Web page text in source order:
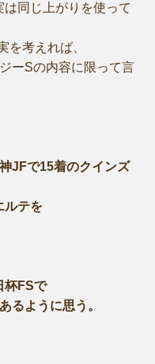
同じ上がりを使って
を考えれば、
ーSの内容に限って言
JFで15着のクインズ
ルテを
杯FSで
るように思う。